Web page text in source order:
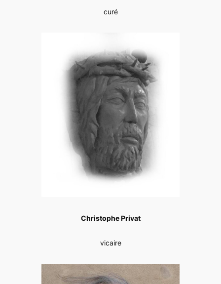
curé
Christophe Privat
vicaire